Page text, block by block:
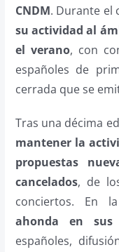
CNDM. Durante el
su actividad al
el verano, con
españoles de
cerrada que se
Tras una décima
mantener la
propuestas
cancelados, de
conciertos. En
ahonda en sus
españoles,